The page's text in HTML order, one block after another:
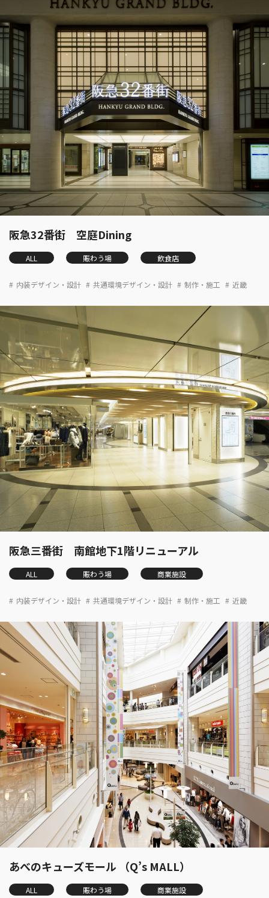
阪急32番街 空庭Dining
ALL 賑わう場 飲食店
内装デザイン・設計 共通環境デザイン・設計 制作・施工 近畿
阪急三番街 南館地下1階リニューアル
ALL 賑わう場 商業施設
内装デザイン・設計 共通環境デザイン・設計 制作・施工 近畿
あべのキューズモール （Q’s MALL）
ALL 賑わう場 商業施設